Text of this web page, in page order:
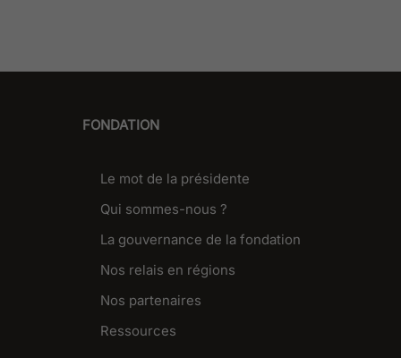
FONDATION
Le mot de la présidente
Qui sommes-nous ?
La gouvernance de la fondation
Nos relais en régions
Nos partenaires
Ressources